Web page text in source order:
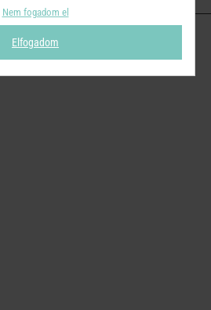
Nem fogadom el
Elfogadom